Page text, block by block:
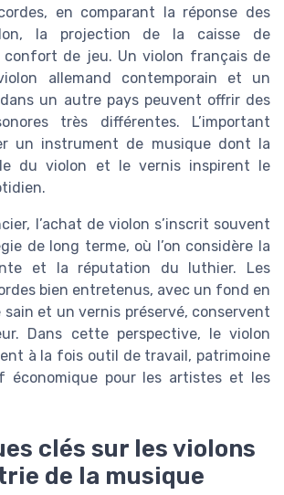
en comparant la réponse des
la projection de la caisse de
confort de jeu. Un violon français de
allemand contemporain et un
un autre pays peuvent offrir des
très différentes. L’important
un instrument de musique dont la
du violon et le vernis inspirent le
l’achat de violon s’inscrit souvent
de long terme, où l’on considère la
et la réputation du luthier. Les
bien entretenus, avec un fond en
sain et un vernis préservé, conservent
Dans cette perspective, le violon
à la fois outil de travail, patrimoine
pour les artistes et les
clés sur les violons
de la musique